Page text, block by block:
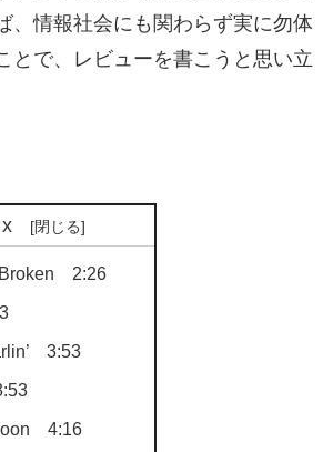
、情報社会にも関わらず実に勿体
とで、レビューを書こうと思い立
2:26
3:53
4:16